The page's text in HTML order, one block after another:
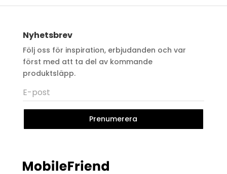
Nyhetsbrev
Följ oss för inspiration, erbjudanden och var
först med att ta del av kommande
produktsläpp.
Prenumerera